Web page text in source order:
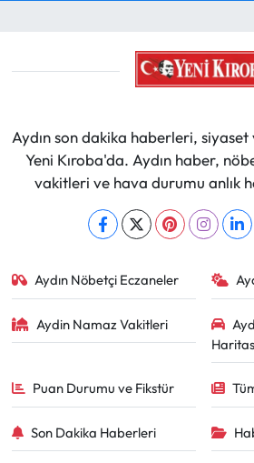
Aydın son dakika haberleri,
Yeni Kıroba'da. Aydın haber,
vakitleri ve hava durumu anlık
Aydın Nöbetçi Eczaneler
Aydin Namaz Vakitleri
Puan Durumu ve Fikstür
Son Dakika Haberleri